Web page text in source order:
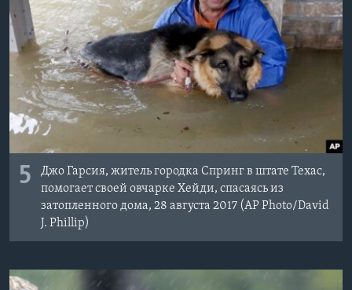
5
Джо Гарсия, житель городка Спринг в штате Техас,
помогает своей овчарке Хейди, спасаясь из
затопленного дома, 28 августа 2017 (AP Photo/David
J. Phillip)